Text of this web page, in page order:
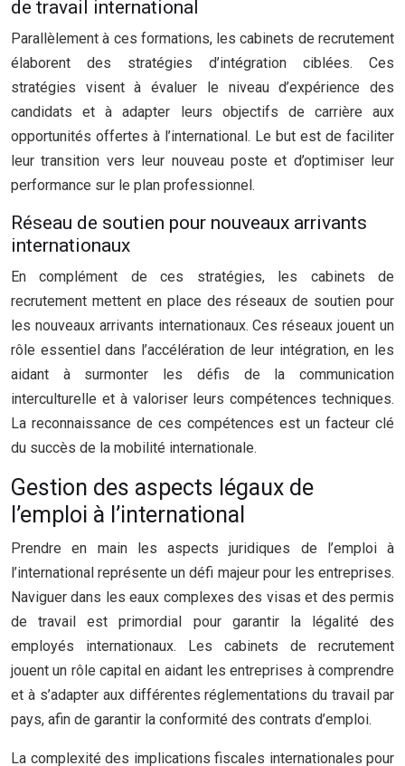
de travail international
Parallèlement à ces formations, les cabinets de recrutement
élaborent des stratégies d’intégration ciblées. Ces
stratégies visent à évaluer le niveau d’expérience des
candidats et à adapter leurs objectifs de carrière aux
opportunités offertes à l’international. Le but est de faciliter
leur transition vers leur nouveau poste et d’optimiser leur
performance sur le plan professionnel.
Réseau de soutien pour nouveaux arrivants
internationaux
En complément de ces stratégies, les cabinets de
recrutement mettent en place des réseaux de soutien pour
les nouveaux arrivants internationaux. Ces réseaux jouent un
rôle essentiel dans l’accélération de leur intégration, en les
aidant à surmonter les défis de la communication
interculturelle et à valoriser leurs compétences techniques.
La reconnaissance de ces compétences est un facteur clé
du succès de la mobilité internationale.
Gestion des aspects légaux de
l’emploi à l’international
Prendre en main les aspects juridiques de l’emploi à
l’international représente un défi majeur pour les entreprises.
Naviguer dans les eaux complexes des visas et des permis
de travail est primordial pour garantir la légalité des
employés internationaux. Les cabinets de recrutement
jouent un rôle capital en aidant les entreprises à comprendre
et à s’adapter aux différentes réglementations du travail par
pays, afin de garantir la conformité des contrats d’emploi.
La complexité des implications fiscales internationales pour